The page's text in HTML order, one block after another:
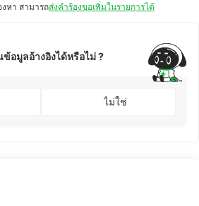
หา สามารถส่งคำร้องขอเพิ่มในรายการได้
อมูลอ้างอิงได้หรือไม่ ?
ไม่ใช่